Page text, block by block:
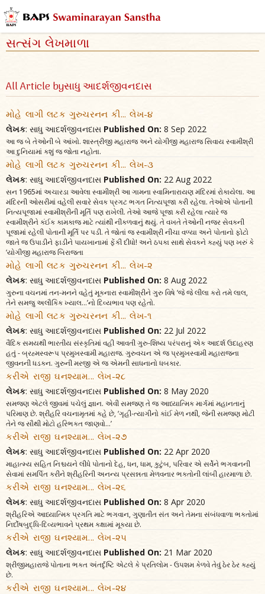
સત્સંગ લેખમાળા
All Article byસાધુ આદર્શજીવનદાસ
મોહે લાગી લટક ગુરુચરનન કી... લેખ-૪
લેખક: સાધુ આદર્શજીવનદાસ Published On: 8 Sep 2022
આ જ બે તેઓની બે આંખો. શાસ્ત્રીજી મહારાજ અને યોગીજી મહારાજ સિવાય સ્વામીશ્રી
આ દુનિયામાં કશું જ જોતા નહોતા.
મોહે લાગી લટક ગુરુચરનન કી... લેખ-૩
લેખક: સાધુ આદર્શજીવનદાસ Published On: 22 Aug 2022
સન 1965માં અચારડા આવેલા સ્વામીશ્રી આ ગામના સ્વામિનારાયણ મંદિરમાં રોકાયેલા. આ
મંદિરની ઓસરીમાં વહેલી સવારે સેવક પ્રગટ ભગત નિત્યપૂજા કરી રહેલા. તેઓએ પોતાની
નિત્યપૂજામાં સ્વામીશ્રીની મૂર્તિ પણ રાખેલી. તેઓ આજે પૂજા કરી રહેલા ત્યારે જ
સ્વામીશ્રીને કંઈક કામકાજ માટે ત્યાંથી નીકળવાનું થયું. તે વખતે તેઓની નજર સેવકની
પૂજામાં રહેલી પોતાની મૂર્તિ પર પડી. તે જોતાં જ સ્વામીશ્રી નીચા વળ્યા અને પોતાનો ફોટો
જાતે જ ઉપાડીને ફાડીને પાયખાનામાં ફેંકી દીધો! અને ઠપકા સાથે સેવકને કહ્યું પણ ખરું કે
‘યોગીજી મહારાજ બિરાજતા
મોહે લાગી લટક ગુરુચરનન કી... લેખ-૨
લેખક: સાધુ આદર્શજીવનદાસ Published On: 8 Aug 2022
ગુરુના વચનમાં તન-મનને વહેતું મૂકનારા સ્વામીશ્રીને ગુરુ વિષે ‘જે જે લીલા કરો તમે લાલ,
તેને સમજુ અલૌકિક ખ્યાલ...’નો દિવ્યભાવ પણ રહેતો.
મોહે લાગી લટક ગુરુચરનન કી... લેખ-૧
લેખક: સાધુ આદર્શજીવનદાસ Published On: 22 Jul 2022
વૈદિક સમયથી ભારતીય સંસ્કૃતિમાં વહી આવતી ગુરુ-શિષ્ય પરંપરાનું એક આદર્શ ઉદાહરણ
હતું - બ્રહ્મસ્વરૂપ પ્રમુખસ્વામી મહારાજ. ગુરુવચન એ જ પ્રમુખસ્વામી મહારાજના
જીવનની ધડકન. ગુરુની મરજી એ જ એમની સાધનાનો ધબકાર.
કરીએ રાજી ઘનશ્યામ... લેખ-૨૮
લેખક: સાધુ આદર્શજીવનદાસ Published On: 8 May 2020
સમજણ એટલે જીવમાં પચેલું જ્ઞાન. એવી સમજણ તે જ આધ્યાત્મિક માર્ગમાં મહાનતાનું
પરિમાણ છે. શ્રીહરિ વચનામૃતમાં કહે છે, ‘ગૃહી-ત્યાગીનો કાંઈ મેળ નથી, જેની સમજણ મોટી
તેને જ સૌથી મોટો હરિભક્ત જાણવો...’
કરીએ રાજી ઘનશ્યામ... લેખ-૨૭
લેખક: સાધુ આદર્શજીવનદાસ Published On: 22 Apr 2020
માહાત્મ્ય સહિત નિશ્ચયને લીધે પોતાનો દેહ, ધન, ધામ, કુટુંબ, પરિવાર એ સર્વેને ભગવાનની
સેવામાં સમર્પિત કરીને શ્રીહરિની અનન્ય પ્રસન્નતા મેળવનાર ભક્તોની લાંબી હારમાળા છે.
કરીએ રાજી ઘનશ્યામ... લેખ-૨૬
લેખક: સાધુ આદર્શજીવનદાસ Published On: 8 Apr 2020
શ્રીહરિએ આધ્યાત્મિક પ્રગતિ માટે ભગવાન, ગુણાતીત સંત અને તેમના સંબંધવાળા ભક્તોમાં
નિર્દોષબુદ્ધિ-દિવ્યભાવને પ્રથમ કક્ષામાં મૂક્યા છે.
કરીએ રાજી ઘનશ્યામ... લેખ-૨૫
લેખક: સાધુ આદર્શજીવનદાસ Published On: 21 Mar 2020
શ્રીજીમહારાજે પોતાના ભક્ત અંતર્દૃષ્ટિ એટલે કે પ્રતિલોમ - ઉપશમ કેળવે તેવું ઠેર ઠેર કહ્યું
છે.
કરીએ રાજી ઘનશ્યામ... લેખ-૨૪